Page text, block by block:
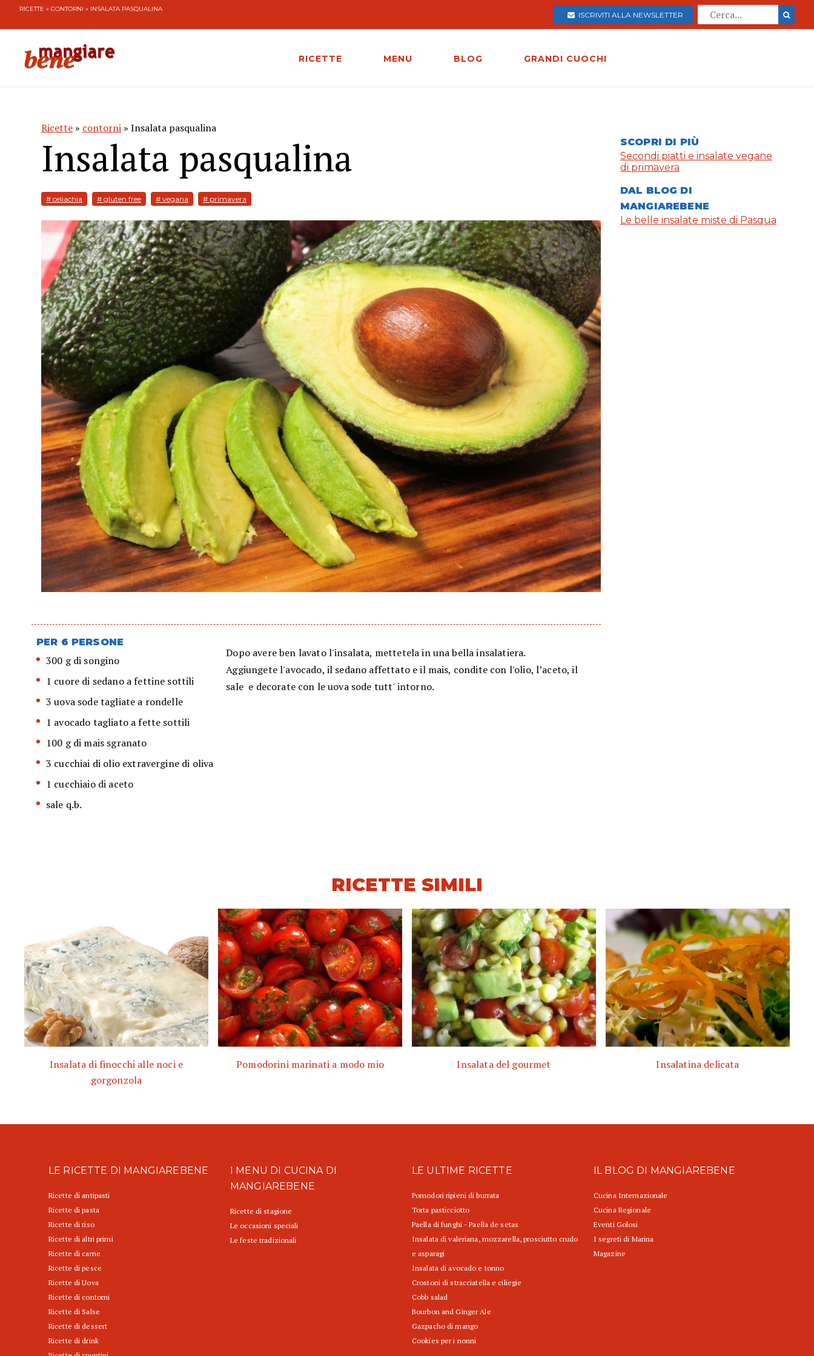
RICETTE » CONTORNI » INSALATA PASQUALINA
ISCRIVITI ALLA NEWSLETTER
RICETTE MENU BLOG GRANDI CUOCHI
Ricette » contorni » Insalata pasqualina
Insalata pasqualina
# celiachia # gluten free # vegana # primavera
PER 6 PERSONE
300 g di songino
1 cuore di sedano a fettine sottili
3 uova sode tagliate a rondelle
1 avocado tagliato a fette sottili
100 g di mais sgranato
3 cucchiai di olio extravergine di oliva
1 cucchiaio di aceto
sale q.b.
Dopo avere ben lavato l'insalata, mettetela in una bella insalatiera.
Aggiungete l'avocado, il sedano affettato e il mais, condite con l'olio, l’aceto, il
sale e decorate con le uova sode tutt' intorno.
SCOPRI DI PIÙ
Secondi piatti e insalate vegane
di primavera
DAL BLOG DI
MANGIAREBENE
Le belle insalate miste di Pasqua
RICETTE SIMILI
Insalata di finocchi alle noci e
gorgonzola
Pomodorini marinati a modo mio Insalata del gourmet Insalatina delicata
LE RICETTE DI MANGIAREBENE
Ricette di antipasti
Ricette di pasta
Ricette di riso
Ricette di altri primi
Ricette di carne
Ricette di pesce
Ricette di Uova
Ricette di contorni
Ricette di Salse
Ricette di dessert
Ricette di drink
I MENU DI CUCINA DI
MANGIAREBENE
Ricette di stagione
Le occasioni speciali
Le feste tradizionali
LE ULTIME RICETTE
Pomodori ripieni di burrata
Torta pasticciotto
Paella di funghi - Paella de setas
Insalata di valeriana, mozzarella, prosciutto crudo
e asparagi
Insalata di avocado e tonno
Crostoni di stracciatella e ciliegie
Cobb salad
Bourbon and Ginger Ale
Gazpacho di mango
Cookies per i nonni
IL BLOG DI MANGIAREBENE
Cucina Internazionale
Cucina Regionale
Eventi Golosi
I segreti di Marina
Magazine